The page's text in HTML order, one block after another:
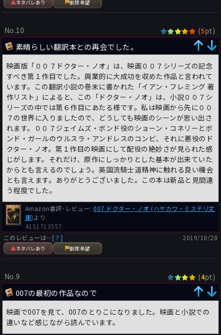
から採っている）。
ザ・クレップ大佐」に河豚毒を塗った仕込みナイフで蹴られて生
死の境をさまよったボンドが、長い療養を経てようやく健康を回
復する。SIS長官「M」はSISの嘱託精神科医「ジェイムズ・モロ
ニ―卿」に相談したうえで、ボンドを呼び出す（「モロニ―」の
名前は、フレミングがかかっていたハーレイ街の歯科医J・A・モ
ロニ―から採っている）。
次に兵器係「ブースロイド陸軍少佐」を召喚。ボンドの愛銃ベレ
ッタを「婦人もの」と切って捨てたブースロイドは、ワルサー
PPKを勧める。現実世界のジェフリー・ブースロイドは陸軍少佐
でこそなかったが、エジンバラの弾薬製造会社「インペリアル化
学工業」の銃器専門家で、あるときボンドが武器の選択を間違っ
ていると指摘する手紙をフレミングに送った。ならばとフレミン
グはブースロイドに実名で登場願ったわけだ。
ボンドはMに、『死ぬのは奴らだ』で協力したストラングウェイ
ズとその秘書の失踪事件の調査をリハビリがわりに命じられる。
だが、ノオが「プレイデル＝スミス副総督」の秘書に送り込んだ
中国系黒人「ミス・タロー」を通じて、『死ぬのは奴らだ』の一
件書類が漏洩し、ボンドの正体が敵方に露見。ストラングウェイ
ズの情報員「クォーレル」にキングストン国際空港で出迎えられ
たボンドは、ホテルまで尾行され、青酸入りの果物を贈られ、ベ
ッドに毒百足を放たれる。ボンドとクォーレルに似たチンピラた
ちを雇って囮に仕立てるが、彼らは交通事故に見せかけて殺され
てしまう。
上げて体を鍛え直したボンドとクォーレルは、カヌーでクラブ島
に潜入。そこで希少な貝を密漁しにきていた「ハニーチャイル・
ライダー」と出くわして、島内で行動をともにする。だが、クォ
ーレルは竜に偽装した装甲車の火炎放射器で焼き殺されて、ボン
ドとハニーはノオの手下に捕らわれてしまう。
ネタバレあり 削除希望
No.10 (5pt)
素晴らしい翻訳本との再会でした。
映画版「００７ドクター・ノオ」は、映画００７シリーズの記念
すべき第１作目でした。興業的に大成功を収めた作品と言われて
います。この翻訳小説の巻末に書かれた「イアン・フレミング 著
作リスト」によると、この「ドクター・ノオ」は、小説００７シ
リーズの中では第６作目にあたる様です。私は映画から先に００
７の世界に入りましたので、どうしても映画のシーンが思い出さ
れます。００７ジェイムズ・ボンド役のショーン・コネリーとボ
ンド・ガールのウルスラ・アンドレスのコンビ、それに悪役のド
クター・ノオ。第１作目の映画にして配役の絶妙さが見られた感
じがします。それだけ、原作にしっかりとした基本が出来ていた
からとも言えるのでしょう。英国流騎士道精神に触れる良い機会
とも言えます。ありがとうございました。この本は新品と見間違
う程度でした。
Amazon書評･レビュー:007 ドクター・ノオ (ハヤカワ・ミステリ文
庫)より
4151713557
このレビューは…[？]
ネタバレあり 削除希望
2019/10/28
No.9 (4pt)
007の最初の作品なので
映画で007を見て、007のとりこになりました。映画と小説での
違いなど感じながら読んでいます。